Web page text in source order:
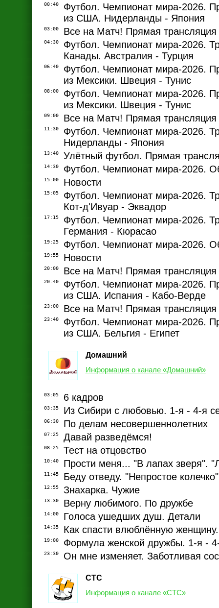
00:40
Футбол. Чемпионат мира-2026.
из США. Нидерланды - Япония
03:00 Все на Матч! Прямая трансляция
04:30
Футбол. Чемпионат мира-2026.
Канады. Австралия - Турция
06:40
Футбол. Чемпионат мира-2026.
из Мексики. Швеция - Тунис
08:00
Футбол. Чемпионат мира-2026.
из Мексики. Швеция - Тунис
09:00 Все на Матч! Прямая трансляция
11:30
Футбол. Чемпионат мира-2026.
Нидерланды - Япония
13:40 Улётный футбол. Прямая
14:30 Футбол. Чемпионат мира-2026.
15:00 Новости
15:05
Футбол. Чемпионат мира-2026.
Кот-д'Ивуар - Эквадор
17:15
Футбол. Чемпионат мира-2026.
Германия - Кюрасао
19:25 Футбол. Чемпионат мира-2026.
19:55 Новости
20:00 Все на Матч! Прямая трансляция
20:40
Футбол. Чемпионат мира-2026.
из США. Испания - Кабо-Верде
23:00 Все на Матч! Прямая трансляция
23:40
Футбол. Чемпионат мира-2026.
из США. Бельгия - Египет
Домашний
Информация о канале «Домашний»
03:05 6 кадров
03:35 Из Сибири с любовью. 1-я - 4-я
06:30 По делам несовершеннолетних
07:25 Давай разведёмся!
08:25 Тест на отцовство
10:40 Прости меня... "В лапах зверя".
11:45 Беду отведу. "Непростое
12:55 Знахарка. Чужие
13:30 Верну любимого. По дружбе
14:00 Голоса ушедших душ. Детали
14:35 Как спасти влюблённую
19:00 Формула женской дружбы. 1-я -
23:30 Он мне изменяет. Заботливая
СТС
Информация о канале «СТС»